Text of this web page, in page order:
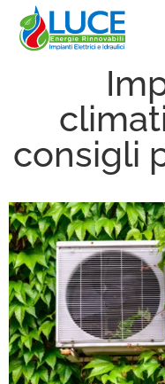
consigli